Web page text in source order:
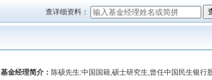
查详细资料：
基金经理简介： 陈硕先生:中国国籍,硕士研究生,曾任中国民生银行